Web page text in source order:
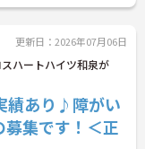
更新日：2026年07月06日
ハートハイツ和泉が
績あり♪障がい
集です！＜正